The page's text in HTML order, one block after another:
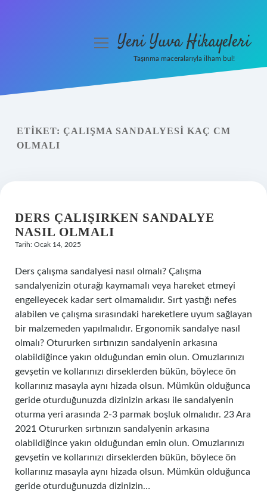
Yasal Uyarı
menüyüYeni Yuva Hikayeleri
Taşınma maceralarıyla ilham bul!
ETIKET: ÇALIŞMA SANDALYESI KAÇ CM
OLMALI
DERS ÇALIŞIRKEN SANDALYE
NASIL OLMALI
Tarih: Ocak 14, 2025
Ders çalışma sandalyesi nasıl olmalı? Çalışma
sandalyenizin oturağı kaymamalı veya hareket etmeyi
engelleyecek kadar sert olmamalıdır. Sırt yastığı nefes
alabilen ve çalışma sırasındaki hareketlere uyum sağlayan
bir malzemeden yapılmalıdır. Ergonomik sandalye nasıl
olmalı? Otururken sırtınızın sandalyenin arkasına
olabildiğince yakın olduğundan emin olun. Omuzlarınızı
gevşetin ve kollarınızı dirseklerden bükün, böylece ön
kollarınız masayla aynı hizada olsun. Mümkün olduğunca
geride oturduğunuzda dizinizin arkası ile sandalyenin
oturma yeri arasında 2-3 parmak boşluk olmalıdır. 23 Ara
2021 Otururken sırtınızın sandalyenin arkasına
olabildiğince yakın olduğundan emin olun. Omuzlarınızı
gevşetin ve kollarınızı dirseklerden bükün, böylece ön
kollarınız masayla aynı hizada olsun. Mümkün olduğunca
geride oturduğunuzda dizinizin…